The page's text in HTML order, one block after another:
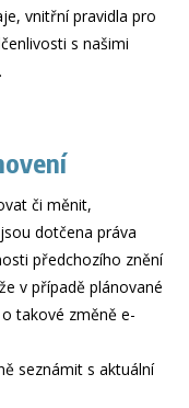
vnitřní pravidla pro
s našimi
či měnit,
dotčena práva
předchozího znění
v případě plánované
takové změně e-
seznámit s aktuální